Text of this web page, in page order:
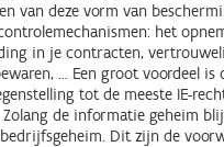
van deze vorm van
het
in je contracten,
… Een groot voordeel is
tot de meeste IE-
de informatie geheim
Dit zijn de